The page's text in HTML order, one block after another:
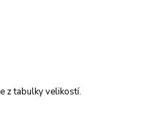
z tabulky velikostí.